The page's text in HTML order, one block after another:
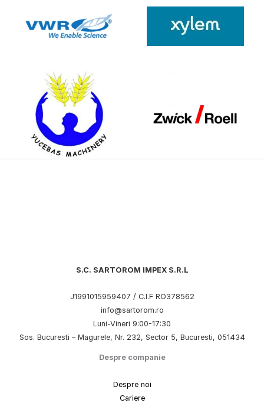
S.C. SARTOROM IMPEX S.R.L
J1991015959407 / C.I.F RO378562
info@sartorom.ro
Luni-Vineri 9:00-17:30
Sos. Bucuresti – Magurele, Nr. 232, Sector 5, Bucuresti, 051434
Despre companie
Despre noi
Cariere